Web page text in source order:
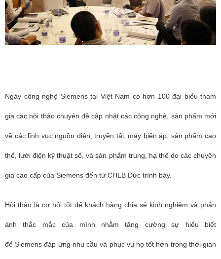
Ngày công nghệ Siemens tại Việt Nam có hơn 100 đại biểu tham
gia các hội thảo chuyên đề cập nhật các công nghệ, sản phẩm mới
về các lĩnh vực nguồn điện, truyền tải, máy biến áp, sản phẩm cao
thế, lưới điện kỹ thuật số, và sản phẩm trung, hạ thế do các chuyên
gia cao cấp của Siemens đến từ CHLB Đức trình bày.
Hội thảo là cơ hội tốt để khách hàng chia sẻ kinh nghiệm và phản
ánh thắc mắc của mình nhằm tăng cường sự hiểu biết
đểSiemensđáp ứng nhu cầu và phục vụ họ tốt hơn trong thời gian